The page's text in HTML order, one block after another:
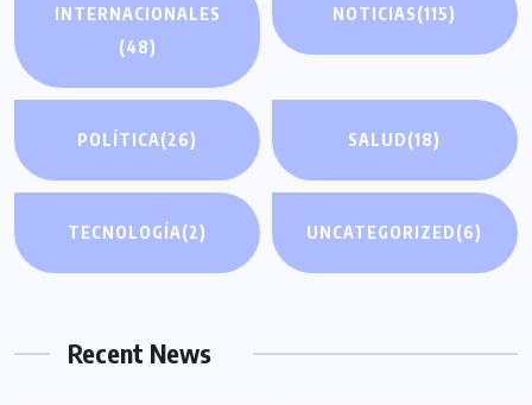
INTERNACIONALES
(48)
NOTICIAS(115)
POLÍTICA(26) SALUD(18)
TECNOLOGÍA(2) UNCATEGORIZED(6)
Recent News